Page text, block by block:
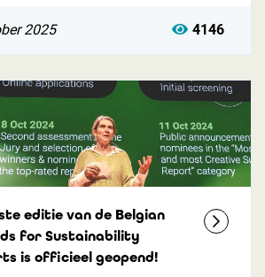
2025 4146
editie van de Belgian
for Sustainability
is officieel geopend!